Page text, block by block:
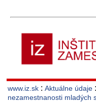
www.iz.sk : Aktuálne údaje :
nezamestnanosti mladých